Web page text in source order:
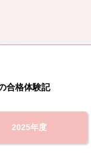
2025年度